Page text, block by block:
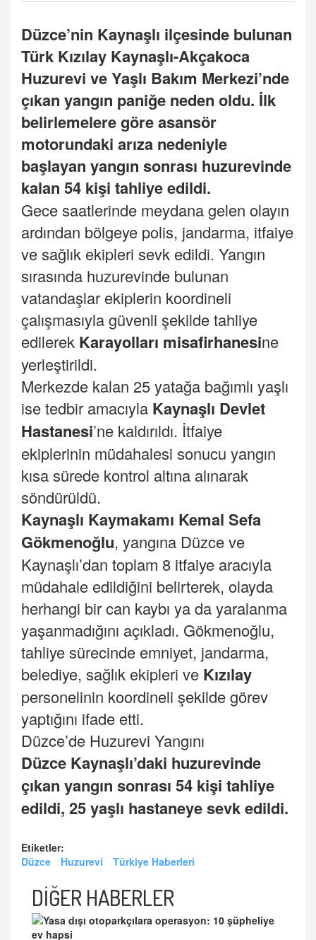
Düzce’nin Kaynaşlı ilçesinde bulunan
Türk Kızılay Kaynaşlı-Akçakoca
Huzurevi ve Yaşlı Bakım Merkezi’nde
çıkan yangın paniğe neden oldu. İlk
belirlemelere göre asansör
motorundaki arıza nedeniyle
başlayan yangın sonrası huzurevinde
kalan 54 kişi tahliye edildi.
Gece saatlerinde meydana gelen olayın
ardından bölgeye polis, jandarma, itfaiye
ve sağlık ekipleri sevk edildi. Yangın
sırasında huzurevinde bulunan
vatandaşlar ekiplerin koordineli
çalışmasıyla güvenli şekilde tahliye
edilerek Karayolları misafirhanesine
yerleştirildi.
Merkezde kalan 25 yatağa bağımlı yaşlı
ise tedbir amacıyla Kaynaşlı Devlet
Hastanesi’ne kaldırıldı. İtfaiye
ekiplerinin müdahalesi sonucu yangın
kısa sürede kontrol altına alınarak
söndürüldü.
Kaynaşlı Kaymakamı Kemal Sefa
Gökmenoğlu, yangına Düzce ve
Kaynaşlı’dan toplam 8 itfaiye aracıyla
müdahale edildiğini belirterek, olayda
herhangi bir can kaybı ya da yaralanma
yaşanmadığını açıkladı. Gökmenoğlu,
tahliye sürecinde emniyet, jandarma,
belediye, sağlık ekipleri ve Kızılay
personelinin koordineli şekilde görev
yaptığını ifade etti.
Düzce’de Huzurevi Yangını
Düzce Kaynaşlı’daki huzurevinde
çıkan yangın sonrası 54 kişi tahliye
edildi, 25 yaşlı hastaneye sevk edildi.
Etiketler:
Düzce
Huzurevi Türkiye Haberleri
DİĞER HABERLER